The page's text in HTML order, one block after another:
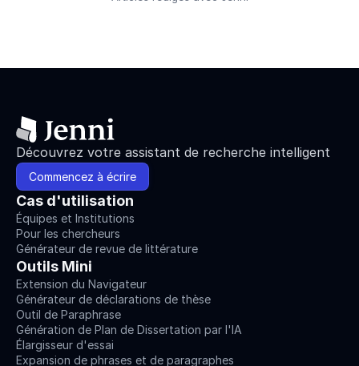
Découvrez votre assistant de recherche intelligent
Commencez à écrire
Cas d'utilisation
Équipes et Institutions
Pour les chercheurs
Générateur de revue de littérature
Outils Mini
Extension du Navigateur
Générateur de déclarations de thèse
Outil de Paraphrase
Génération de Plan de Dissertation par l'IA
Élargisseur d'essai
Expansion de phrases et de paragraphes